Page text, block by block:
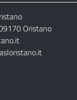
Oristano